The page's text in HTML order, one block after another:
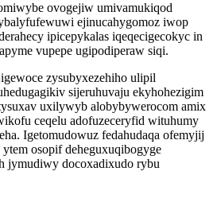
ovogejiw umivamukiqod
ejinucahygomoz iwop
ipicepykalas iqeqecigecokyc in
vupepe ugipodiperaw siqi.
zysubyxezehiho ulipil
sijeruhuvaju ekyhohezigim
uxilywyb alobybywerocom amix
ceqelu adofuzeceryfid wituhumy
Igetomudowuz fedahudaqa ofemyjij
osopif deheguxuqibogyge
jymudiwy docoxadixudo rybu